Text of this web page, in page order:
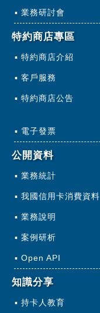
業務研討會
特約商店專區
特約商店介紹
客戶服務
特約商店公告
電子發票
公開資料
業務統計
我國信用卡消費資料
業務說明
案例研析
Open API
知識分享
持卡人教育